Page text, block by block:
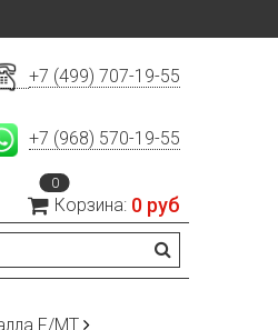
+7 (499) 707-19-55
+7 (968) 570-19-55
0
Корзина: 0 руб
F/MT